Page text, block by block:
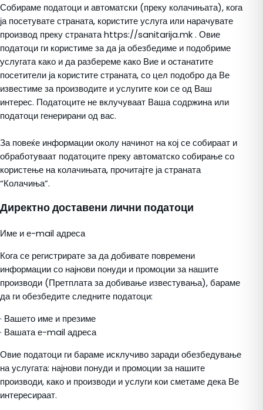
Собираме податоци и автоматски (преку колачињата), кога
ја посетувате страната, користите услуга или нарачувате
производ преку страната https://sanitarija.mk . Овие
податоци ги користиме за да ја обезбедиме и подобриме
услугата како и да разбереме како Вие и останатите
посетители ја користите страната, со цел подобро да Ве
известиме за производите и услугите кои се од Ваш
интерес. Податоците не вклучуваат Ваша содржина или
податоци генерирани од вас.
За повеќе информации околу начинот на кој се собираат и
обработуваат податоците преку автоматско собирање со
користење на колачињата, прочитајте ја страната
“Колачиња”.
Директно доставени лични податоци
Име и е-mail адреса
Кога се регистрирате за да добивате повремени
информации со најнови понуди и промоции за нашите
производи (Претплата за добивање известувања), бараме
да ги обезбедите следните податоци:
· Вашето име и презиме
· Вашата е-mail адреса
Овие податоци ги бараме исклучиво заради обезбедување
на услугата: најнови понуди и промоции за нашите
производи, како и производи и услуги кои сметаме дека Ве
интересираат.